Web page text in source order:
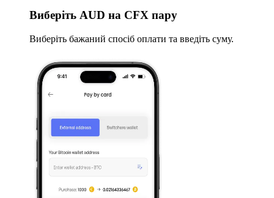
Виберіть AUD на CFX пару
Виберіть бажаний спосіб оплати та введіть суму.